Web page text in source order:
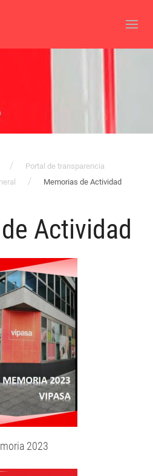
Portal de transparencia
Memorias de Actividad
Actividad
2023